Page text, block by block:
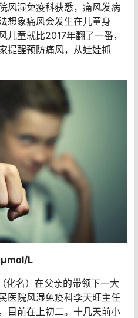
风湿免疫科获悉，痛风发病
想象痛风会发生在儿童身
儿童就比2017年翻了一番，
提醒预防痛风，从娃娃抓
L
化名）在父亲的带领下一大
医院风湿免疫科李天旺主任
目前在上初二。十几天前小